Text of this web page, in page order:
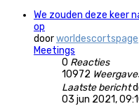
We zouden deze keer
op
doorworldescortspage
Meetings
0 Reacties
10972
Laatste bericht
03 jun 2021,